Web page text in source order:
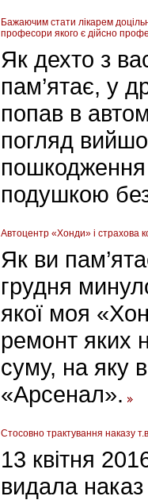
Бажаючим стати лікарем
професори якого є дійсно
Як дехто з
пам’ятає, у
попав в
погляд
пошкодження
подушкою
Автоцентр «Хонди» і страхова
Як ви
грудня
якої моя
ремонт яких
суму, на яку
«Арсенал».
Стосовно трактування наказу
13 квітня
видала